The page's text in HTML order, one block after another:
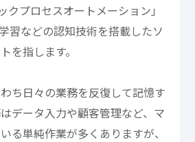
クプロセスオートメーション」
習などの認知技術を搭載したソ
を指します。
ち日々の業務を反復して記憶す
データ入力や顧客管理など、マ
る単純作業が多くありますが、